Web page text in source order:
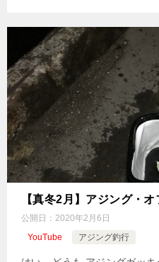
【真冬2月】アジング・
公開日： 2020年2月6日
YouTube
アジング釣行